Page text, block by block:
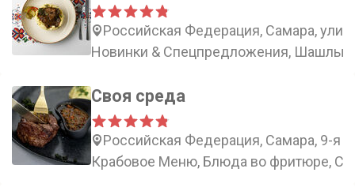
Российская Федерация, Самара,
Новинки & Cпецпредложения, Шашлык
Своя среда
Российская Федерация, Самара, 9-я
Крабовое Меню, Блюда во фритюре,